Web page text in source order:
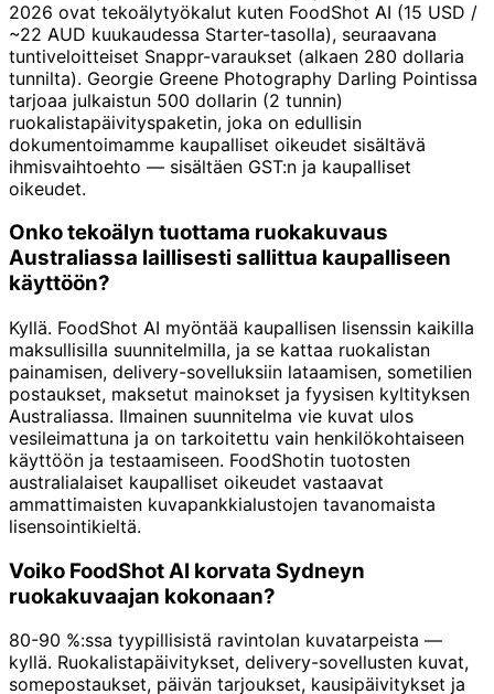
2026 ovat tekoälytyökalut kuten FoodShot AI (15 USD /
~22 AUD kuukaudessa Starter-tasolla), seuraavana
tuntiveloitteiset Snappr-varaukset (alkaen 280 dollaria
tunnilta). Georgie Greene Photography Darling Pointissa
tarjoaa julkaistun 500 dollarin (2 tunnin)
ruokalistapäivityspaketin, joka on edullisin
dokumentoimamme kaupalliset oikeudet sisältävä
ihmisvaihtoehto — sisältäen GST:n ja kaupalliset
oikeudet.
Onko tekoälyn tuottama ruokakuvaus
Australiassa laillisesti sallittua kaupalliseen
käyttöön?
Kyllä. FoodShot AI myöntää kaupallisen lisenssin kaikilla
maksullisilla suunnitelmilla, ja se kattaa ruokalistan
painamisen, delivery-sovelluksiin lataamisen, sometilien
postaukset, maksetut mainokset ja fyysisen kyltityksen
Australiassa. Ilmainen suunnitelma vie kuvat ulos
vesileimattuna ja on tarkoitettu vain henkilökohtaiseen
käyttöön ja testaamiseen. FoodShotin tuotosten
australialaiset kaupalliset oikeudet vastaavat
ammattimaisten kuvapankki­alustojen tavanomaista
lisensointikieltä.
Voiko FoodShot AI korvata Sydneyn
ruokakuvaajan kokonaan?
80-90 %:ssa tyypillisistä ravintolan kuvatarpeista —
kyllä. Ruokalistapäivitykset, delivery-sovellusten kuvat,
somepostaukset, päivän tarjoukset, kausipäivitykset ja